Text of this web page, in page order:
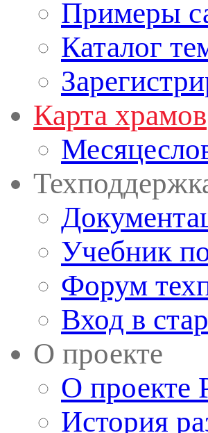
Примеры
Каталог
Карта храмов
Учебник
Форум
Вход в
О проекте
О проекте
История